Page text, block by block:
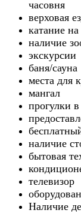
часовня
верховая
катание на
наличие
экскурсии
баня/сауна
места для
мангал
прогулки
наличие
бытовая
телевизор
Наличие